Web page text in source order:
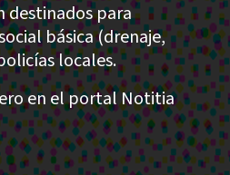
destinados para
básica (drenaje,
locales.
en el portal Notitia